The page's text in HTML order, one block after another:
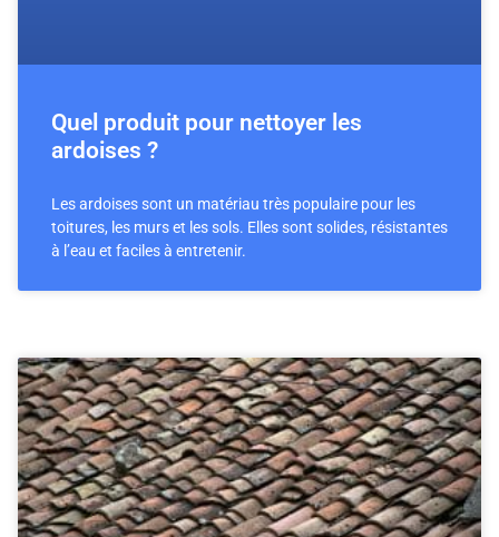
Quel produit pour nettoyer les
ardoises ?
Les ardoises sont un matériau très populaire pour les
toitures, les murs et les sols. Elles sont solides, résistantes
à l’eau et faciles à entretenir.